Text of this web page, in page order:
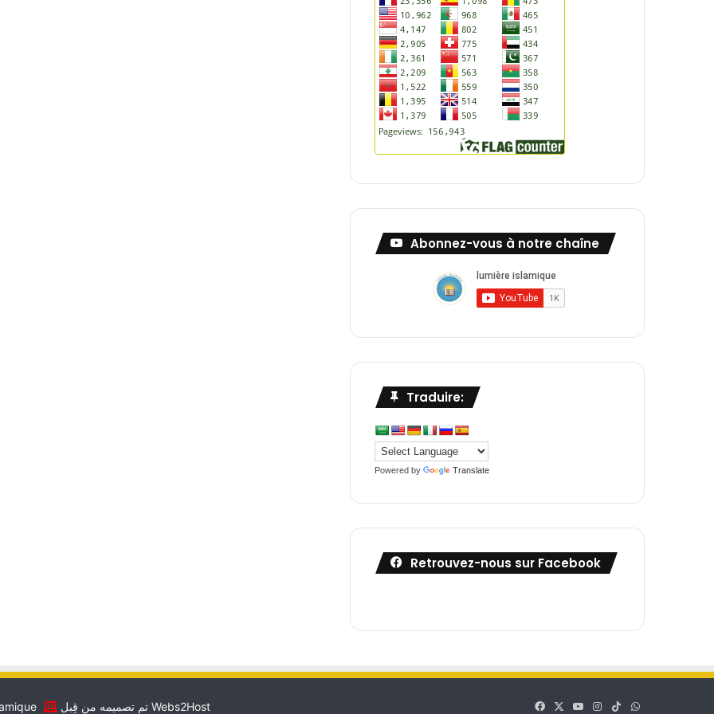
Abonnez-vous à notre chaîne
Traduire:
Powered by Translate
Retrouvez-nous sur Facebook
تم تصميمه من قِبل Webs2Host FacebookYouTubeInstagram
TikTokWhatsApp